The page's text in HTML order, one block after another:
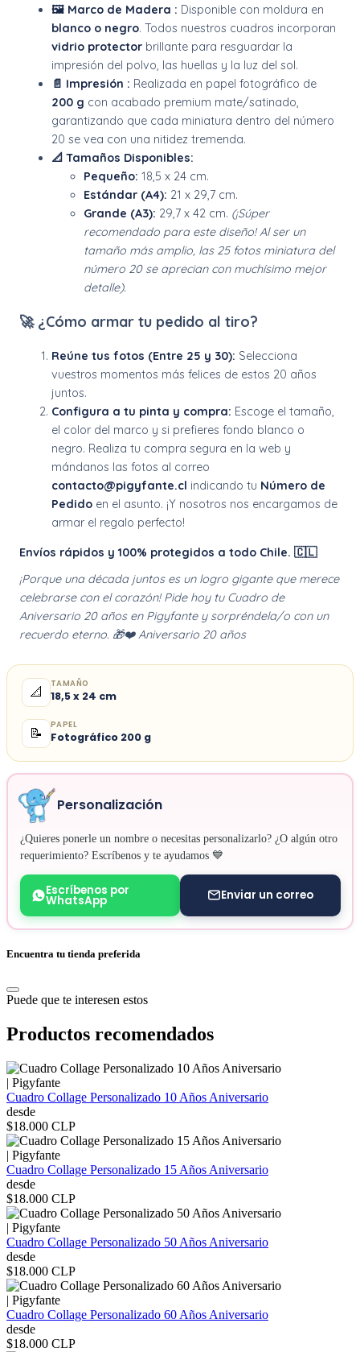
🖼️ Marco de Madera : Disponible con moldura en
blanco o negro. Todos nuestros cuadros incorporan
vidrio protector brillante para resguardar la
impresión del polvo, las huellas y la luz del sol.
📄 Impresión : Realizada en papel fotográfico de
200 g con acabado premium mate/satinado,
garantizando que cada miniatura dentro del número
20 se vea con una nitidez tremenda.
📐 Tamaños Disponibles:
Pequeño: 18,5 x 24 cm.
Estándar (A4): 21 x 29,7 cm.
Grande (A3): 29,7 x 42 cm. (¡Súper
recomendado para este diseño! Al ser un
tamaño más amplio, las 25 fotos miniatura del
número 20 se aprecian con muchísimo mejor
detalle).
🚀 ¿Cómo armar tu pedido al tiro?
Reúne tus fotos (Entre 25 y 30): Selecciona
vuestros momentos más felices de estos 20 años
juntos.
Configura a tu pinta y compra: Escoge el tamaño,
el color del marco y si prefieres fondo blanco o
negro. Realiza tu compra segura en la web y
mándanos las fotos al correo
contacto@pigyfante.cl indicando tu Número de
Pedido en el asunto. ¡Y nosotros nos encargamos de
armar el regalo perfecto!
Envíos rápidos y 100% protegidos a todo Chile. 🇨🇱
¡Porque una década juntos es un logro gigante que merece
celebrarse con el corazón! Pide hoy tu Cuadro de
Aniversario 20 años en Pigyfante y sorpréndela/o con un
recuerdo eterno. 🎁❤️ Aniversario 20 años
📐
TAMAÑO
18,5 x 24 cm
📝
PAPEL
Fotográfico 200 g
Personalización
¿Quieres ponerle un nombre o necesitas personalizarlo? ¿O algún otro
requerimiento? Escríbenos y te ayudamos 💙
Escríbenos por
WhatsApp Enviar un correo
Encuentra tu tienda preferida
Puede que te interesen estos
Productos recomendados
| Pigyfante
Cuadro Collage Personalizado 10 Años Aniversario
desde
$18.000 CLP
| Pigyfante
Cuadro Collage Personalizado 15 Años Aniversario
desde
$18.000 CLP
| Pigyfante
Cuadro Collage Personalizado 50 Años Aniversario
desde
$18.000 CLP
| Pigyfante
Cuadro Collage Personalizado 60 Años Aniversario
desde
$18.000 CLP